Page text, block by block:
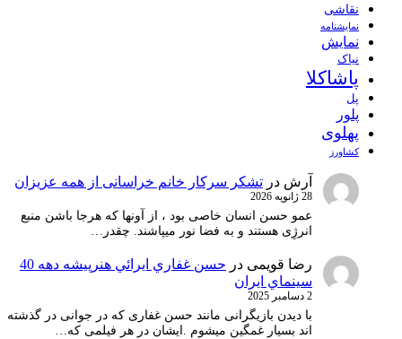
نقاشی
نمايشنامه
نمایش
نیاک
پاشاکلا
پل
پلور
پهلوی
کشاورز
آرش در تشکر سرکار خانم خراسانی از همه عزیزان
28 ژانویه 2026
عمو حسن انسان خاصی بود ، از آونها که هرجا باشن منبع
انرژِی هستند و به فضا نور میپاشند. چقدر…
رضا قویمی در
حسن غفاري ايرائي هنرپيشه دهه 40
سينماي ايران
2 دسامبر 2025
با دیدن بازیگرانی مانند حسن غفاری که در جوانی در گذشته
اند بسیار غمگین میشوم .ایشان در هر فیلمی که…